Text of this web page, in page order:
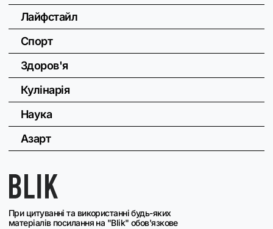
При цитуванні та використанні будь-яких
матеріалів посилання на "Blik" обов'язкове
Лайфстайл
Спорт
Здоров'я
Кулінарія
Наука
Азарт